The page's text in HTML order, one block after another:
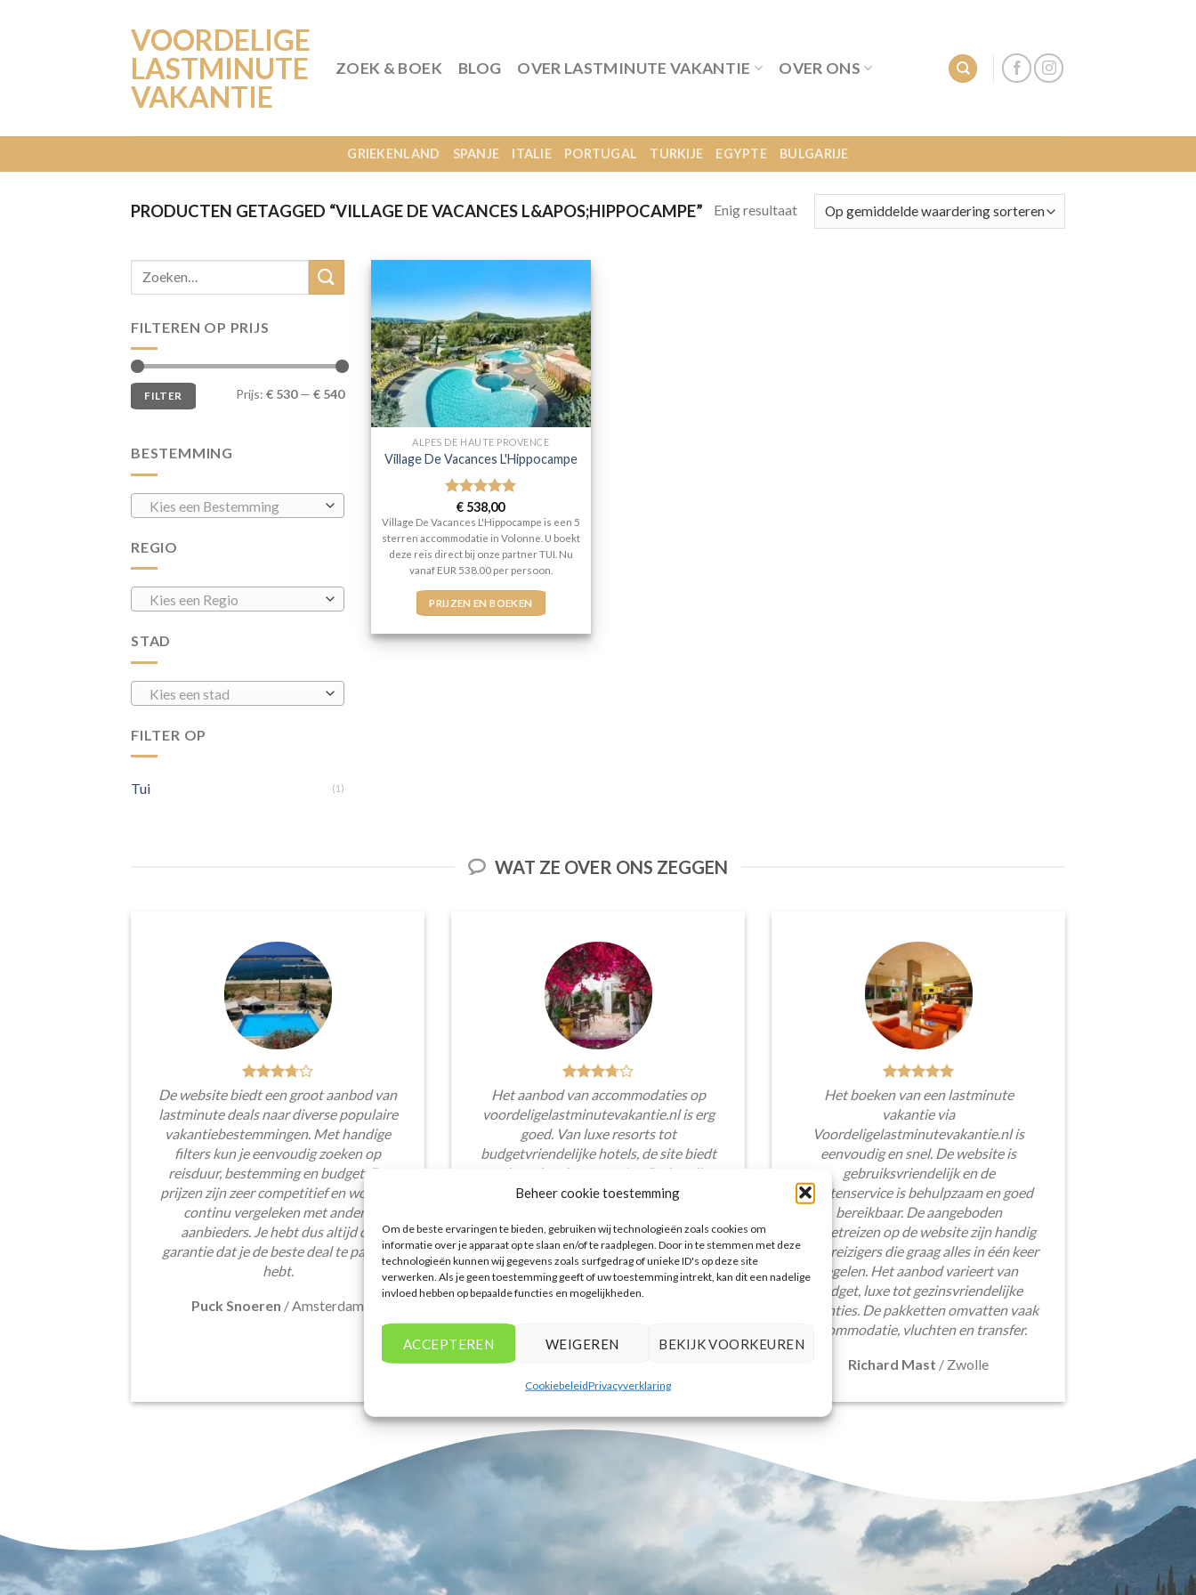
Beheer cookie toestemming
Om de beste ervaringen te bieden, gebruiken wij technologieën zoals cookies om
informatie over je apparaat op te slaan en/of te raadplegen. Door in te stemmen met deze
technologieën kunnen wij gegevens zoals surfgedrag of unieke ID's op deze site
verwerken. Als je geen toestemming geeft of uw toestemming intrekt, kan dit een nadelige
invloed hebben op bepaalde functies en mogelijkheden.
ACCEPTEREN WEIGEREN BEKIJK VOORKEUREN
CookiebeleidPrivacyverklaring
VOORDELIGE
LASTMINUTE
VAKANTIE
ZOEK & BOEK BLOG OVER LASTMINUTE VAKANTIE OVER ONS
GRIEKENLAND SPANJE ITALIE PORTUGAL TURKIJE EGYPTE BULGARIJE
PRODUCTEN GETAGGED “VILLAGE DE VACANCES L&APOS;HIPPOCAMPE” Enig resultaat
FILTEREN OP PRIJS
Min.
prijs
Max.
prijsFILTER Prijs: € 530— € 540
BESTEMMING
Kies een Bestemming
REGIO
Kies een Regio
STAD
Kies een stad
FILTER OP
Tui (1)
ALPES DE HAUTE PROVENCE
Village De Vacances L'Hippocampe
Gewaardeerd
5uit 5
€ 538,00
Village De Vacances L'Hippocampe is een 5
sterren accommodatie in Volonne. U boekt
deze reis direct bij onze partner TUI. Nu
vanaf EUR 538.00 per persoon.
PRIJZEN EN BOEKEN
WAT ZE OVER ONS ZEGGEN
De website biedt een groot aanbod van
lastminute deals naar diverse populaire
vakantiebestemmingen. Met handige
filters kun je eenvoudig zoeken op
reisduur, bestemming en budget. De
prijzen zijn zeer competitief en worden
continu vergeleken met andere
aanbieders. Je hebt dus altijd de
garantie dat je de beste deal te pakken
hebt.
Puck Snoeren / Amsterdam
Het aanbod van accommodaties op
voordeligelastminutevakantie.nl is erg
goed. Van luxe resorts tot
budgetvriendelijke hotels, de site biedt
een breed scala aan opties. De handige
zoekfilters maakten het eenvoudig om
aansluiten bij mijn voorkeuren en
budget.
Tim Beukers/Tilburg
Het boeken van een lastminute
vakantie via
Voordeligelastminutevakantie.nl is
eenvoudig en snel. De website is
gebruiksvriendelijk en de
klantenservice is behulpzaam en goed
bereikbaar. De aangeboden
pakketreizen op de website zijn handig
voor reizigers die graag alles in één keer
regelen. Het aanbod varieert van
budget, luxe tot gezinsvriendelijke
vakanties. De pakketten omvatten vaak
accommodatie, vluchten en transfer.
Richard Mast / Zwolle